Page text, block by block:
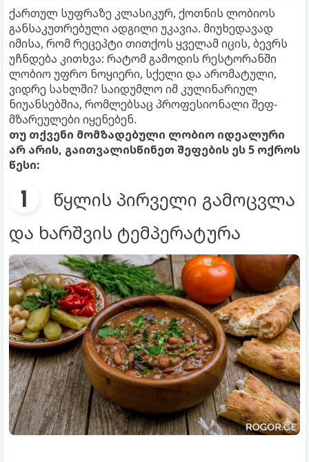
ქართულ სუფრაზე კლასიკურ, ქოთნის ლობიოს
განსაკუთრებული ადგილი უკავია. მიუხედავად
იმისა, რომ რეცეპტი თითქოს ყველამ იცის, ბევრს
უჩნდება კითხვა: რატომ გამოდის რესტორანში
ლობიო უფრო ნოყიერი, სქელი და არომატული,
ვიდრე სახლში? საიდუმლო იმ კულინარიულ
ნიუანსებშია, რომლებსაც პროფესიონალი შეფ-
მზარეულები იყენებენ.
თუ თქვენი მომზადებული ლობიო იდეალური
არ არის, გაითვალისწინეთ შეფების ეს 5 ოქროს
წესი:
წყლის პირველი გამოცვლა
და ხარშვის ტემპერატურა